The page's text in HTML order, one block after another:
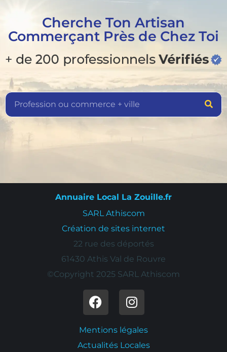
Cherche Ton Artisan
Commerçant Près de Chez Toi
Annuaire Local La Zouille.fr
SARL Athiscom
Création de sites internet
22 rue des déportés
61430 Athis Val de Rouvre
©Copyright 2025 SARL Athiscom
Mentions légales
Actualités Locales